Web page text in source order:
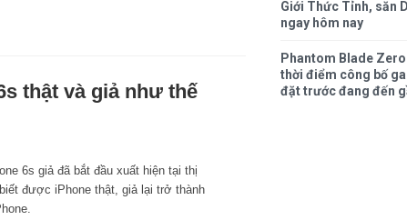
thật và giả như thế
6s giả đã bắt đầu xuất hiện tại thị
được iPhone thật, giả lại trở thành
Giới Thức Tỉnh, săn
ngay hôm nay
Phantom Blade
thời điểm công bố
đặt trước đang đến